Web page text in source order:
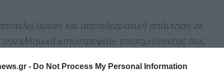
- Do Not Process My Personal Information
άμεση και αποτελεσματική απάντηση σε
ελληνική κτηνοτροφία», επισημαίνοντας πως
ζωονόσος, με ιδιαίτερα
ανθεκτικότητα του ιού έως έξι μήνες, που